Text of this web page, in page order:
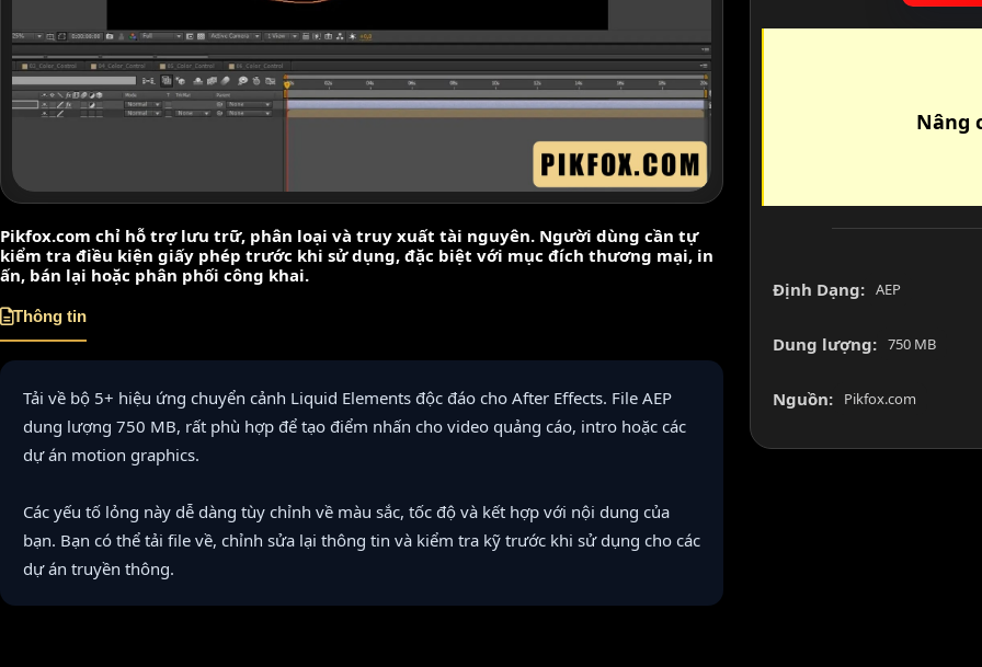
Pikfox.com chỉ hỗ trợ lưu trữ, phân loại và truy xuất tài nguyên. Người dùng cần tự
kiểm tra điều kiện giấy phép trước khi sử dụng, đặc biệt với mục đích thương mại, in
ấn, bán lại hoặc phân phối công khai.
Thông tin
Tải về bộ 5+ hiệu ứng chuyển cảnh Liquid Elements độc đáo cho After Effects. File AEP
dung lượng 750 MB, rất phù hợp để tạo điểm nhấn cho video quảng cáo, intro hoặc các
dự án motion graphics.
Các yếu tố lỏng này dễ dàng tùy chỉnh về màu sắc, tốc độ và kết hợp với nội dung của
bạn. Bạn có thể tải file về, chỉnh sửa lại thông tin và kiểm tra kỹ trước khi sử dụng cho các
dự án truyền thông.
Nâng
Định Dạng: AEP
Dung lượng: 750 MB
Nguồn: Pikfox.com